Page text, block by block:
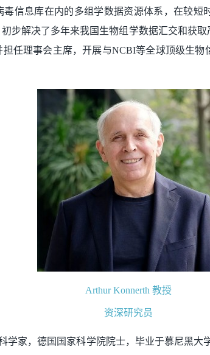
毒信息库在内的多组学数据资源体系，在较
步解决了多年来我国生物组学数据汇交和获
任理事会主席，开展与NCBI等全球顶级生
Arthur Konnerth 教授
资深研究员
学家，德国国家科学院院士，毕业于慕尼黑大